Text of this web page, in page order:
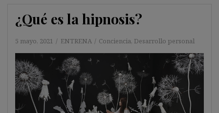
¿Qué es la hipnosis?
5 mayo, 2021 ENTRENA Conciencia, Desarrollo personal